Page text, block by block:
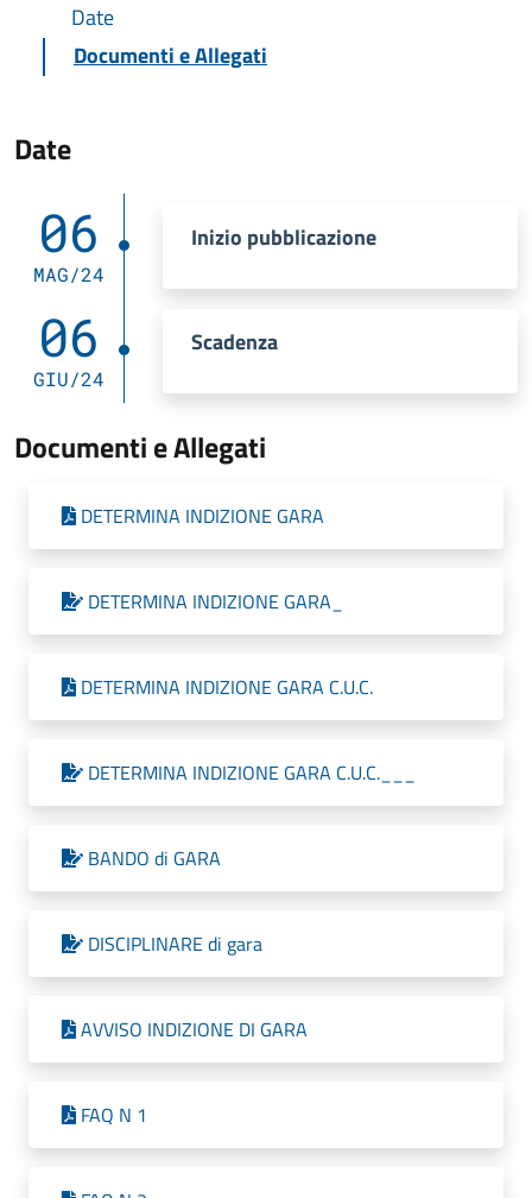
Date
Documenti e Allegati
Date
06
MAG/24
Inizio pubblicazione
06
GIU/24
Scadenza
Documenti e Allegati
DETERMINA INDIZIONE GARA
DETERMINA INDIZIONE GARA_
DETERMINA INDIZIONE GARA C.U.C.
DETERMINA INDIZIONE GARA C.U.C.___
BANDO di GARA
DISCIPLINARE di gara
AVVISO INDIZIONE DI GARA
FAQ N 1